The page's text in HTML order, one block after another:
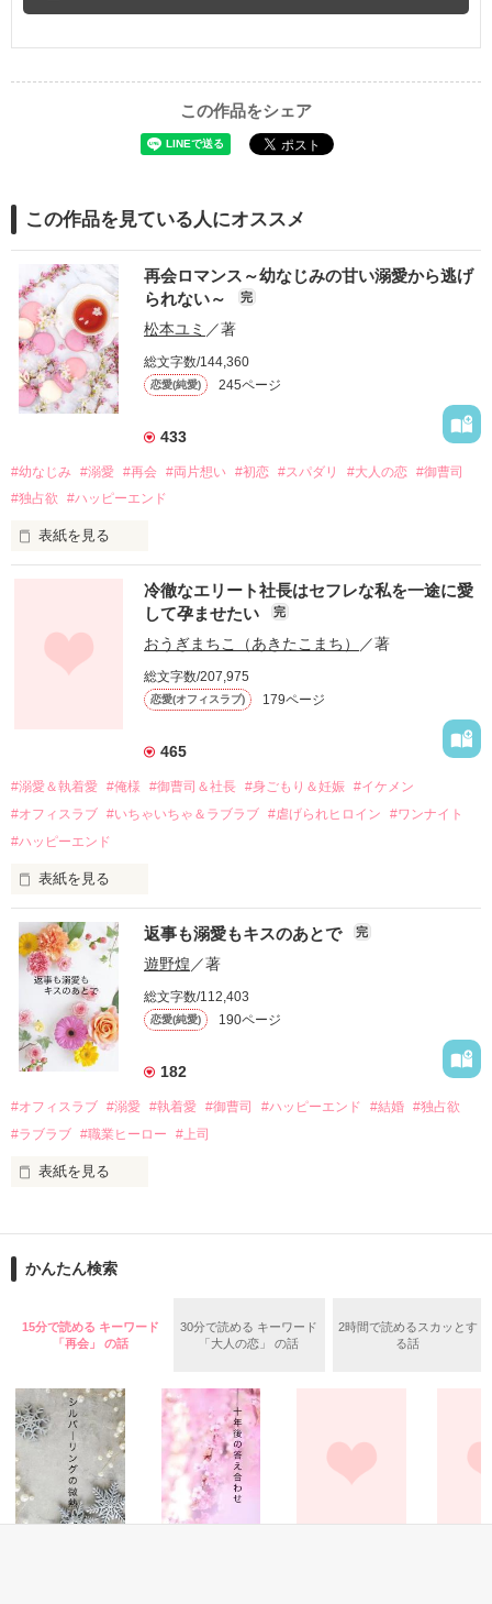
この作品をシェア
この作品を見ている人にオススメ
再会ロマンス～幼なじみの甘い溺愛から逃げ
られない～
完
松本ユミ ／著
総文字数/144,360
恋愛(純愛) 245ページ
433
#幼なじみ #溺愛 #再会 #両片想い #初恋 #スパダリ #大人の恋 #御曹司
#独占欲
#ハッピーエンド
表紙を見る
幼なじみの哲平に淡い恋心を抱いていた美桜。
しかし、ある出来事をきっかけに二人の関係は壊れてしまう。
関係修復もできないまま、美桜は両親の離婚によって
引っ越すことになり、哲平とも離れ離れになった。
それから約十二年後。
過去の傷から、二度と会いたくないと思っていた哲平に
運命のような再会を果たす。
酔った勢いで一夜を共にしてしまった。
さらに、美桜が初めてだと知った哲平は
『責任をとる、結婚しよう』と真っ直ぐに告げてきた。
戸惑う美桜とは裏腹に、好きという気持ちを隠すことなく
甘やかしてくる。
そんなある日、哲平は美桜がストーカー被害に
遭っていることを知る。
美桜を守るため、哲平は同居を提案してきて――。
夏木美桜(なつきみお)
鳴海哲平 (なるみてっぺい)
2026.6.5～2026.7.25
＊以前、公開していた話の改稿版です＊
作品を読む
冷徹なエリート社長はセフレな私を一途に愛
して孕ませたい
完
おうぎまちこ（あきたこまち） ／著
総文字数/207,975
恋愛(オフィスラブ) 179ページ
465
#溺愛＆執着愛 #俺様 #御曹司＆社長 #身ごもり＆妊娠 #イケメン
#オフィスラブ #いちゃいちゃ＆ラブラブ #虐げられヒロイン
#ワンナイト
#ハッピーエンド
表紙を見る
おかしな噂を流されて前の職場でうまくいかなかった梅田美
桜は、海外で傷心旅行をしていたところ、日本人美青年と出会
い、酒の勢いもあり一夜限りの関係となる。
帰国後、美桜は新しい職場でワンナイトした美青年と再会。
なんと彼の正体は、とある財閥御曹司にも関わらず、一族を離
れて起業した新進気鋭の実業家、社内でも冷徹だと評判な社長
――御影恭司その人だったのだ――！
なぜか恭司から飼い猫の世話係を命じられた美桜は、猫の世
の関係となってしまい――？
返事も溺愛もキスのあとで 完
遊野煌 ／著
総文字数/112,403
恋愛(純愛) 190ページ
182
#オフィスラブ #溺愛 #執着愛 #御曹司 #ハッピーエンド #結婚 #独占欲
#ラブラブ #職業ヒーロー #上司
表紙を見る
ションの企画戦略室で働いている。
めた、同期で恋人の石垣守（26）がいるのだが、後輩の姫原由
いた。
守と由羅から『便利屋雛子』と馬鹿にされ、一人こっそり泣い
た上、同居まで提案してきて──？
鷹哉『宜しくな、俺の雛子』🦅
雛子『俺の……ひぃ、雛子？！！！』🐥
シゴデキで冷徹な上司が見せる素顔は、なぜか想像以上に甘く
て……🐥💓🦅
かんたん検索
15分で読める キーワード
「再会」 の話
30分で読める キーワード
「大人の恋」 の話
2時間で読めるスカッとす
る話